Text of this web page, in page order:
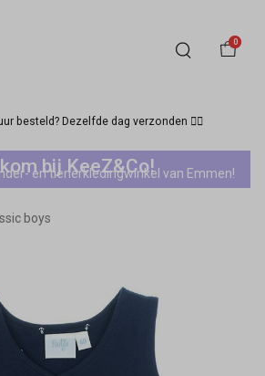
0
besteld? Dezelfde dag verzonden 🏃‍♀️
bij KeeZ&Co!
en tienerkledingwinkel van Emmen!
boys